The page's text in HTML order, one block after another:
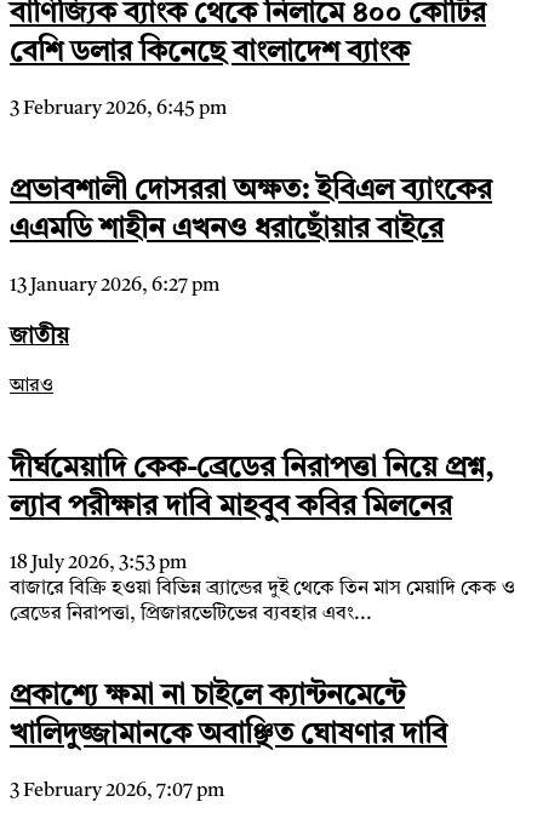
বাণিজ্যিক ব্যাংক থেকে নিলামে ৪০০ কোটির
বেশি ডলার কিনেছে বাংলাদেশ ব্যাংক
3 February 2026, 6:45 pm
প্রভাবশালী দোসররা অক্ষত: ইবিএল ব্যাংকের
এএমডি শাহীন এখনও ধরাছোঁয়ার বাইরে
13 January 2026, 6:27 pm
জাতীয়
আরও
দীর্ঘমেয়াদি কেক-ব্রেডের নিরাপত্তা নিয়ে প্রশ্ন,
ল্যাব পরীক্ষার দাবি মাহবুব কবির মিলনের
18 July 2026, 3:53 pm
বাজারে বিক্রি হওয়া বিভিন্ন ব্র্যান্ডের দুই থেকে তিন মাস মেয়াদি কেক ও
ব্রেডের নিরাপত্তা, প্রিজারভেটিভের ব্যবহার এবং...
প্রকাশ্যে ক্ষমা না চাইলে ক্যান্টনমেন্টে
খালিদুজ্জামানকে অবাঞ্ছিত ঘোষণার দাবি
3 February 2026, 7:07 pm